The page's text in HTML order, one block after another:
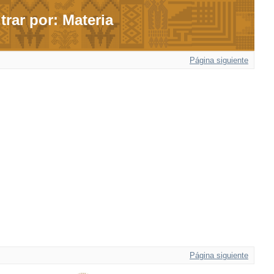
por: Materia
Página siguiente
Página siguiente